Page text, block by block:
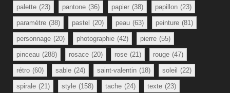
palette (23) pantone (36) papier (38) papillon (23)
paramètre (38) pastel (20) peau (63) peinture (81)
personnage (20) photographie (42) pierre (55)
pinceau (288) rosace (20) rose (21) rouge (47)
rétro (60) sable (24) saint-valentin (18) soleil (22)
spirale (21) style (158) tache (24) texte (23)